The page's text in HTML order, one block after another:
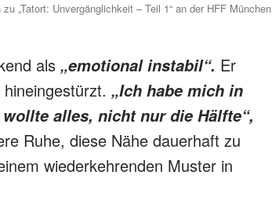
„Tatort: Unvergänglichkeit – Teil 1“ an der HFF München
als „emotional instabil“. Er
„Ich habe mich in
alles, nicht nur die Hälfte“,
Ruhe, diese Nähe dauerhaft zu
wiederkehrenden Muster in